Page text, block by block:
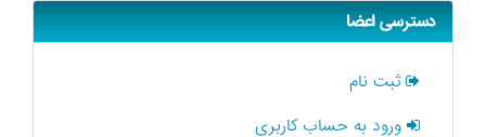
دسترسی اعضا
ثبت نام
ورود به حساب کاربری